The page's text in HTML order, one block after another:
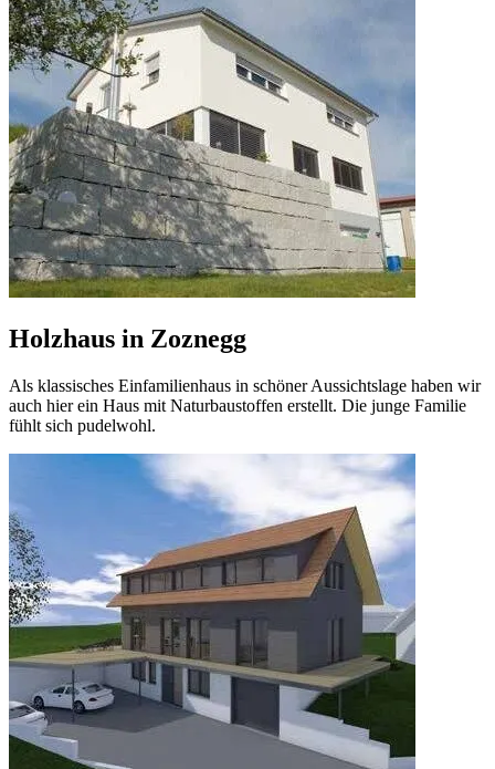
Holzhaus in Zoznegg
Als klassisches Einfamilienhaus in schöner Aussichtslage haben wir
auch hier ein Haus mit Naturbaustoffen erstellt. Die junge Familie
fühlt sich pudelwohl.